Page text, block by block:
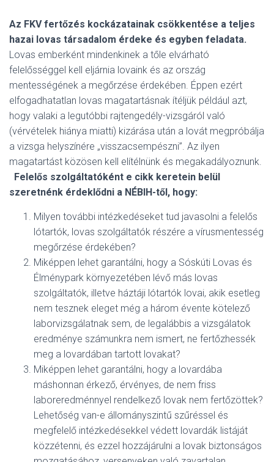
Az FKV fertőzés kockázatainak csökkentése a teljes
hazai lovas társadalom érdeke és egyben feladata.
Lovas emberként mindenkinek a tőle elvárható
felelősséggel kell eljárnia lovaink és az ország
mentességének a megőrzése érdekében. Éppen ezért
elfogadhatatlan lovas magatartásnak ítéljük például azt,
hogy valaki a legutóbbi rajtengedély-vizsgáról való
(vérvételek hiánya miatti) kizárása után a lovát megpróbálja
a vizsga helyszínére „visszacsempészni”. Az ilyen
magatartást közösen kell elítélnünk és megakadályoznunk.
Felelős szolgáltatóként e cikk keretein belül
szeretnénk érdeklődni a NÉBIH-től, hogy:
Milyen további intézkedéseket tud javasolni a felelős
lótartók, lovas szolgáltatók részére a vírusmentesség
megőrzése érdekében?
Miképpen lehet garantálni, hogy a Sóskúti Lovas és
Élménypark környezetében lévő más lovas
szolgáltatók, illetve háztáji lótartók lovai, akik esetleg
nem tesznek eleget még a három évente kötelező
laborvizsgálatnak sem, de legalábbis a vizsgálatok
eredménye számunkra nem ismert, ne fertőzhessék
meg a lovardában tartott lovakat?
Miképpen lehet garantálni, hogy a lovardába
máshonnan érkező, érvényes, de nem friss
laboreredménnyel rendelkező lovak nem fertőzöttek?
Lehetőség van-e állományszintű szűréssel és
megfelelő intézkedésekkel védett lovardák listáját
közzétenni, és ezzel hozzájárulni a lovak biztonságos